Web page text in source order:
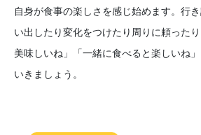
自身が食事の楽しさを感じ始めます。行
い出したり変化をつけたり周りに頼った
美味しいね」「一緒に食べると楽しいね
いきましょう。